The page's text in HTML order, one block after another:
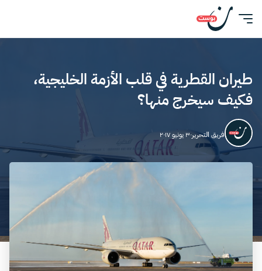
طيران القطرية في قلب الأزمة الخليجية،
فكيف سيخرج منها؟
فريق التحرير٣٠ يونيو ٢٠١٧